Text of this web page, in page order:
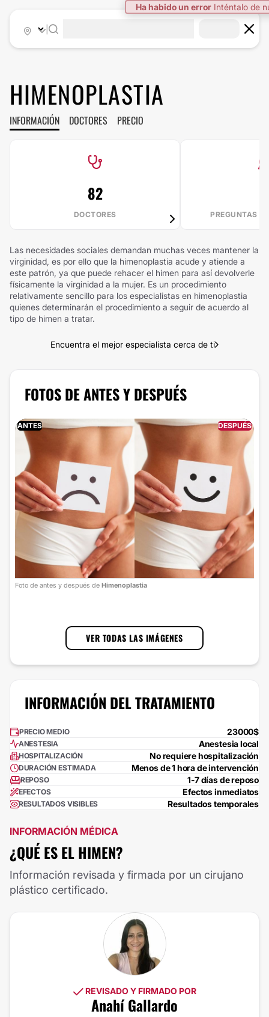
Ha habido un error Inténtalo de
HIMENOPLASTIA
INFORMACIÓN DOCTORES PRECIO
82
DOCTORES PREGUNTAS
Las necesidades sociales demandan muchas veces mantener la
virginidad, es por ello que la himenoplastia acude y atiende a
este patrón, ya que puede rehacer el himen para así devolverle
físicamente la virginidad a la mujer. Es un procedimiento
relativamente sencillo para los especialistas en himenoplastia
quienes determinarán el procedimiento a seguir de acuerdo al
tipo de himen a tratar.
Encuentra el mejor especialista cerca de ti
FOTOS DE ANTES Y DESPUÉS
ANTES DESPUÉS
Foto de antes y después de Himenoplastia
VER TODAS LAS IMÁGENES
INFORMACIÓN DEL TRATAMIENTO
PRECIO MEDIO 23000$
ANESTESIA Anestesia local
HOSPITALIZACIÓN No requiere hospitalización
DURACIÓN ESTIMADA Menos de 1 hora de intervención
REPOSO 1-7 días de reposo
EFECTOS Efectos inmediatos
RESULTADOS VISIBLES Resultados temporales
INFORMACIÓN MÉDICA
¿QUÉ ES EL HIMEN?
Información revisada y firmada por un cirujano
plástico certificado.
REVISADO Y FIRMADO POR
Anahí Gallardo